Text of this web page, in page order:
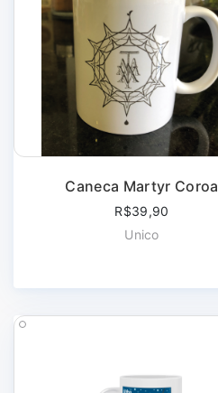
Caneca Martyr Coroa
R$39,90
Unico